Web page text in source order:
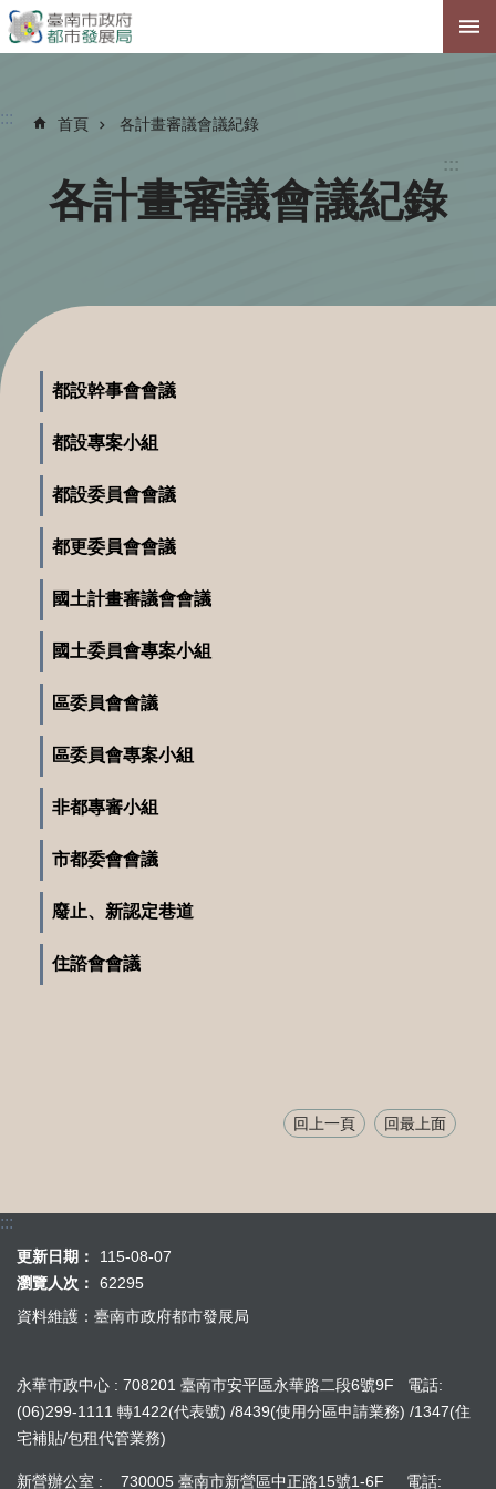
跳到主要內容區塊
:::
::: 首頁 各計畫審議會議紀錄
各計畫審議會議紀錄
都設幹事會會議
都設專案小組
都設委員會會議
都更委員會會議
國土計畫審議會會議
國土委員會專案小組
區委員會會議
區委員會專案小組
非都專審小組
市都委會會議
廢止、新認定巷道
住諮會會議
回上一頁 回最上面
:::
更新日期：
115-08-07
瀏覽人次：
62295
資料維護：臺南市政府都市發展局
永華市政中心 : 708201 臺南市安平區永華路二段6號9F 電話:
(06)299-1111 轉1422(代表號) /8439(使用分區申請業務) /1347(住
宅補貼/包租代管業務)
新營辦公室 : 730005 臺南市新營區中正路15號1-6F 電話: